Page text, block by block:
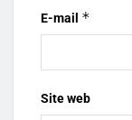
E-mail *
Site web